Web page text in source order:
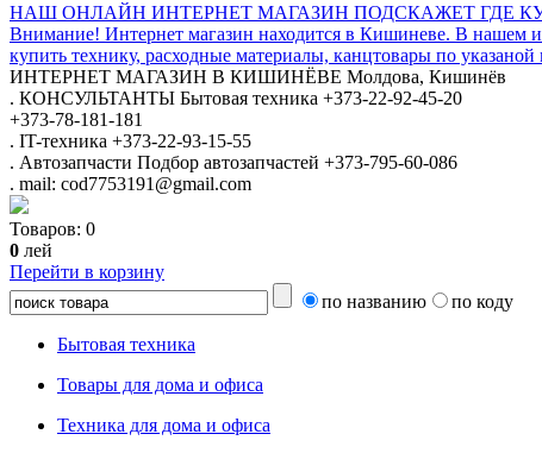
НАШ ОНЛАЙН ИНТЕРНЕТ МАГАЗИН ПОДСКАЖЕТ ГДЕ
Внимание! Интернет магазин находится в Кишиневе. В нашем
купить технику, расходные материалы, канцтовары по
ИНТЕРНЕТ МАГАЗИН В КИШИНЁВЕ Молдова, Кишинёв
. КОНСУЛЬТАНТЫ Бытовая техника +373-22-92-45-20
+373-78-181-181
. IT-техника +373-22-93-15-55
. Автозапчасти Подбор автозапчастей +373-795-60-086
. mail: cod7753191@gmail.com
Товаров: 0
0 лей
Перейти в корзину
по названию
по коду
Бытовая техника
Товары для дома и офиса
Техника для дома и офиса